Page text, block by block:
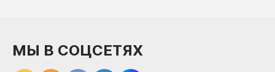
МЫ В СОЦСЕТЯХ